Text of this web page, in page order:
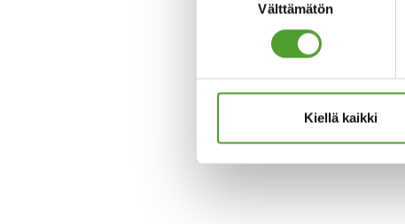
Välttämätön
Kiellä kaikki